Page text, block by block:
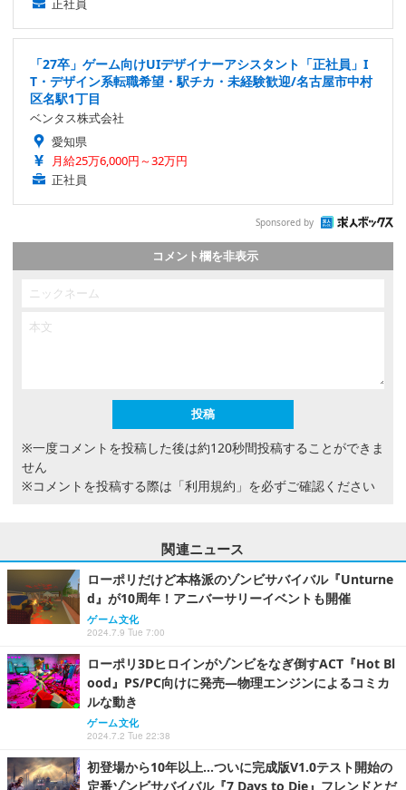
正社員
「27卒」ゲーム向けUIデザイナーアシスタント「正社員」I
T・デザイン系転職希望・駅チカ・未経験歓迎/名古屋市中村
区名駅1丁目
ベンタス株式会社
愛知県
月給25万6,000円～32万円
正社員
Sponsored by
コメント欄を非表示
※一度コメントを投稿した後は約120秒間投稿することができま
せん
※コメントを投稿する際は 「利用規約」 を必ずご確認ください
関連ニュース
ローポリだけど本格派のゾンビサバイバル『Unturne
d』が10周年！アニバーサリーイベントも開催
ゲーム文化
2024.7.9 Tue 7:00
ローポリ3Dヒロインがゾンビをなぎ倒すACT『Hot Bl
ood』PS/PC向けに発売―物理エンジンによるコミカ
ルな動き
ゲーム文化
2024.7.2 Tue 22:38
初登場から10年以上…ついに完成版V1.0テスト開始の
定番ゾンビサバイバル『7 Days to Die』フレンドとだ